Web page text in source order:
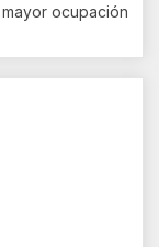
ocupación